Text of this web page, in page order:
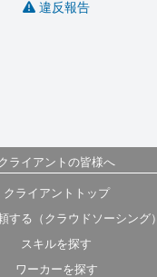
違反報告
ライアントの皆様へ
クライアントトップ
する（クラウドソーシング）
スキルを探す
ワーカーを探す